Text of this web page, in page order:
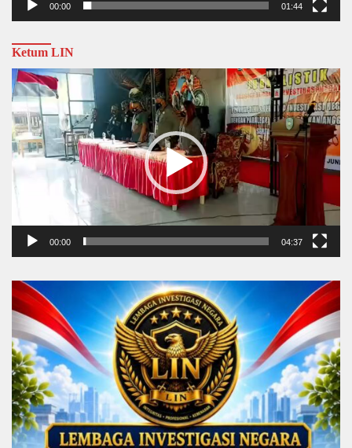
00:00 01:44
Ketum LIN
Video
Player
00:00 04:37